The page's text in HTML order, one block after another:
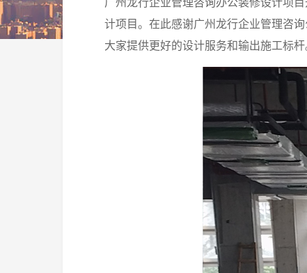
计项目。在此感谢广州龙行企业管理咨
大家提供更好的设计服务和输出施工标杆